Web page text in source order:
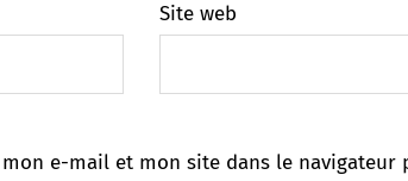
Site web
e-mail et mon site dans le navigateur